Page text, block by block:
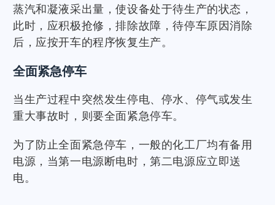
蒸汽和凝液采出量，使设备处于待生产的状态，
此时，应积极抢修，排除故障，待停车原因消除
后，应按开车的程序恢复生产。
全面紧急停车
当生产过程中突然发生停电、停水、停气或发生
重大事故时，则要全面紧急停车。
为了防止全面紧急停车，一般的化工厂均有备用
电源，当第一电源断电时，第二电源应立即送
电。